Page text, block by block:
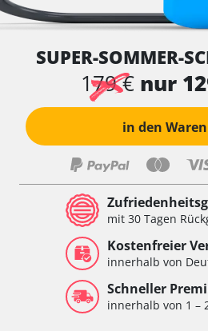
SUPER-SOMMER-
179 € nur
in den
mit 30 Tagen
Kostenfreier
innerhalb von
Schneller
innerhalb von 1 –